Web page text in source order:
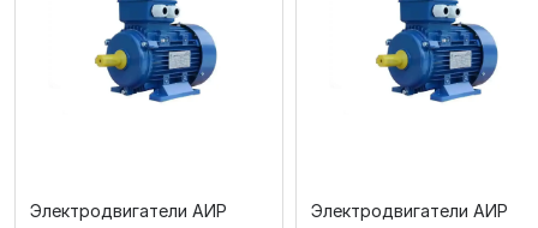
Электродвигатели АИР Электродвигатели АИР